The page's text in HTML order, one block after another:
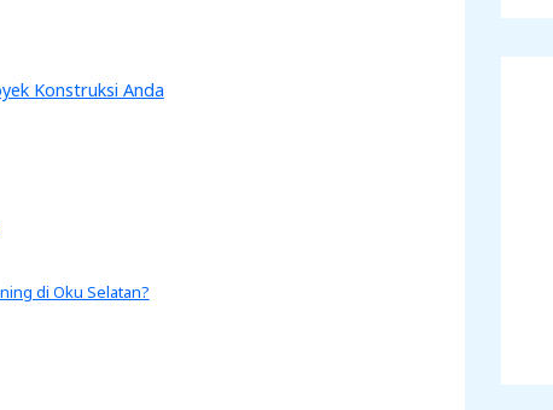
Konstruksi Anda
di Oku Selatan?